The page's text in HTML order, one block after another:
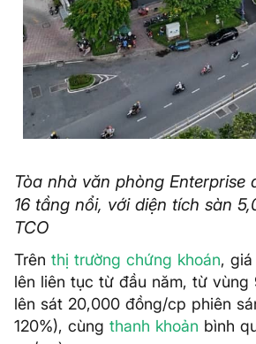
Tòa nhà văn phòng Enterprise
16 tầng nổi, với diện tích sàn
TCO
Trên thị trường chứng khoán,
lên liên tục từ đầu năm, từ
lên sát 20,000 đồng/cp phiên
120%), cùng thanh khoản bình